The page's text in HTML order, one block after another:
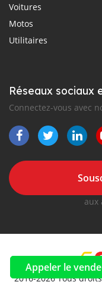
Appeler le
Voitures
Motos
Utilitaires
Réseaux sociaux
Connectez-vous avec
aux
2016-2026 Tous